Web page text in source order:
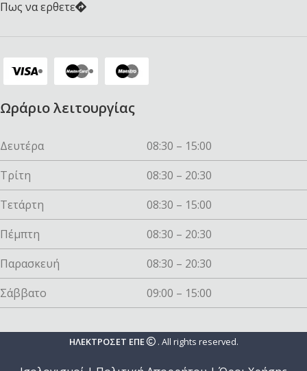
Πως να ερθετε
Ωράριο λειτουργίας
Δευτέρα
08:30 – 15:00
Τρίτη
08:30 – 20:30
Τετάρτη
08:30 – 15:00
Πέμπτη
08:30 – 20:30
Παρασκευή
08:30 – 20:30
Σάββατο
09:00 – 15:00
ΗΛΕΚΤΡΟΣΕΤ ΕΠΕ . All rights reserved.